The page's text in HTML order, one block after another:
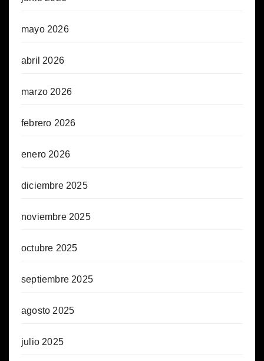
mayo 2026
abril 2026
marzo 2026
febrero 2026
enero 2026
diciembre 2025
noviembre 2025
octubre 2025
septiembre 2025
agosto 2025
julio 2025